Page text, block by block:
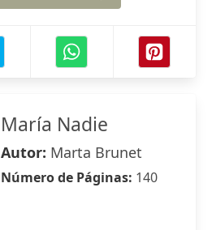
María Nadie
Autor: Marta Brunet
Número de Páginas: 140